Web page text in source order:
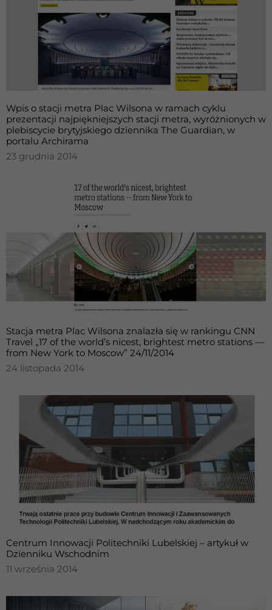
Wpis o stacji metra Plac Wilsona w ramach cyklu
prezentacji najpiękniejszych stacji metra, wyróżnionych w
plebiscycie brytyjskiego dziennika The Guardian, w
portalu Archirama
23 grudnia 2014
Stacja metra Plac Wilsona znalazła się w rankingu CNN
Travel „17 of the world’s nicest, brightest metro stations —
from New York to Moscow” 24/11/2014
24 listopada 2014
Centrum Innowacji Politechniki Lubelskiej – artykuł w
Dzienniku Wschodnim
11 września 2014
Statystyka
Abyśmy mogli
poprawić
funkcjonalność
i strukturę
strony
internetowej,
na podstawie
strona jest
używana.
internetowa
działała jak
przejścia na nią.
Jeśli odrzucisz te
pliki cookie,
niektóre funkcje
znikną ze strony
internetowej.
Marketing
Udostępniając
podczas
odwiedzania naszej
strony, zwiększasz
szansę na
zobaczenie
spersonalizowanych
treści i ofert.